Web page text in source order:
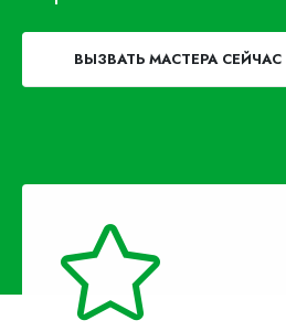
ВЫЗВАТЬ МАСТЕРА СЕЙЧАС